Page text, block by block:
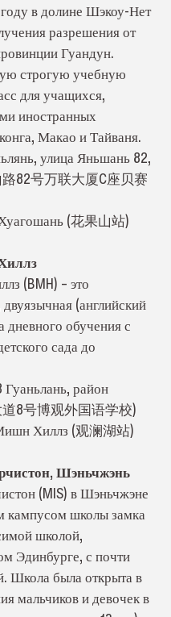
в долине Шэкоу-Нет
разрешения от
Гуандун.
строгую учебную
для учащихся,
иностранных
Макао и Тайваня.
улица Яньшань 82,
82号万联大厦C座贝赛
(花果山站)
(BMH) – это
(английский
обучения с
сада до
район
8号博观外国语学校)
Хиллз (观澜湖站)
Шэньчжэнь
(MIS) в Шэньчжэне
кампусом школы замка
школой,
Эдинбурге, с почти
Школа была открыта в
мальчиков и девочек в